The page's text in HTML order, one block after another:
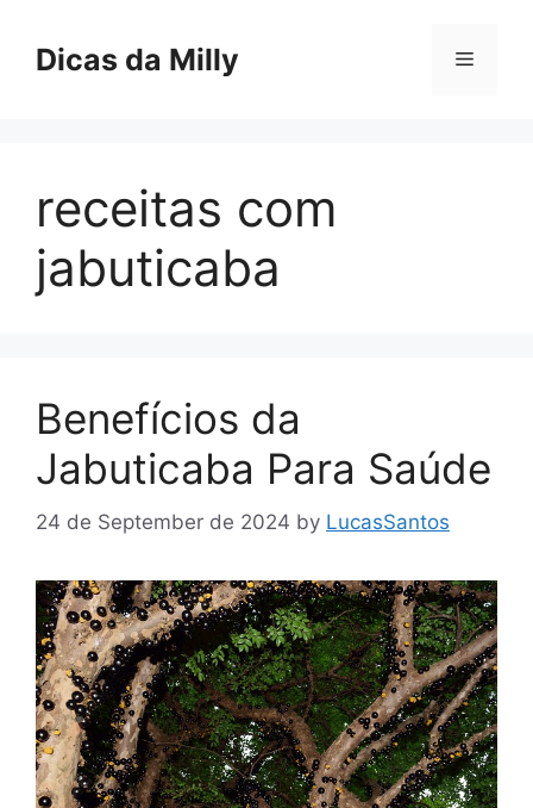
contentDicas da Milly Menu
receitas com
jabuticaba
Benefícios da
Jabuticaba Para Saúde
24 de September de 2024 by LucasSantos